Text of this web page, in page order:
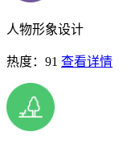
人物形象设计
热度：91 查看详情